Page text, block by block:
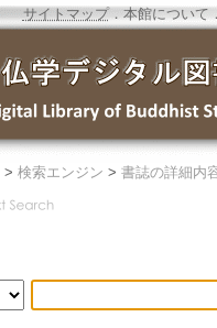
サイトマップ．本館について ．
> 検索エンジン > 書誌の詳細内